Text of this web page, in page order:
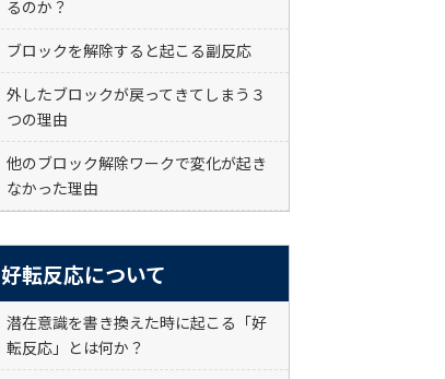
るのか？
ブロックを解除すると起こる副反応
外したブロックが戻ってきてしまう３
つの理由
他のブロック解除ワークで変化が起き
なかった理由
好転反応について
潜在意識を書き換えた時に起こる「好
転反応」とは何か？